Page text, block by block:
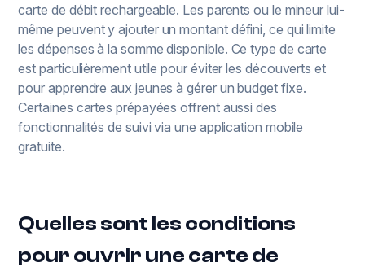
carte de débit rechargeable. Les parents ou le mineur lui-
même peuvent y ajouter un montant défini, ce qui limite
les dépenses à la somme disponible. Ce type de carte
est particulièrement utile pour éviter les découverts et
pour apprendre aux jeunes à gérer un budget fixe.
Certaines cartes prépayées offrent aussi des
fonctionnalités de suivi via une application mobile
gratuite.
Quelles sont les conditions
pour ouvrir une carte de